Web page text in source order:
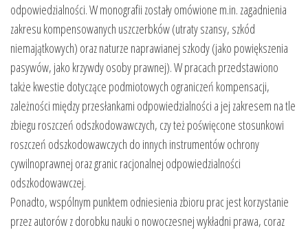
odpowiedzialności. W monografii zostały omówione m.in. zagadnienia
zakresu kompensowanych uszczerbków (utraty szansy, szkód
niemajątkowych) oraz naturze naprawianej szkody (jako powiększenia
pasywów, jako krzywdy osoby prawnej). W pracach przedstawiono
także kwestie dotyczące podmiotowych ograniczeń kompensacji,
zależności między przesłankami odpowiedzialności a jej zakresem na tle
zbiegu roszczeń odszkodowawczych, czy też poświęcone stosunkowi
roszczeń odszkodowawczych do innych instrumentów ochrony
cywilnoprawnej oraz granic racjonalnej odpowiedzialności
odszkodowawczej.
Ponadto, wspólnym punktem odniesienia zbioru prac jest korzystanie
przez autorów z dorobku nauki o nowoczesnej wykładni prawa, coraz